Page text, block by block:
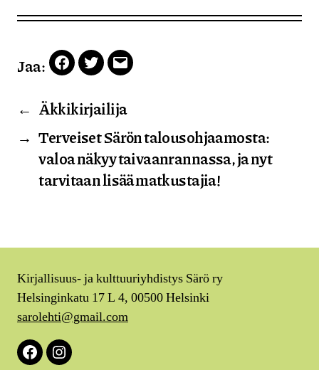
Jaa: Facebook
TwitterEmail
← Äkkikirjailija
→ Terveiset Särön talousohjaamosta:
valoa näkyy taivaanrannassa, ja nyt
tarvitaan lisää matkustajia!
Kirjallisuus- ja kulttuuriyhdistys Särö ry
Helsinginkatu 17 L 4, 00500 Helsinki
sarolehti@gmail.com
FacebookInstagram